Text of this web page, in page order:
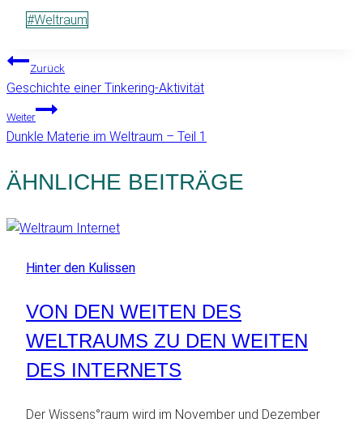
Schlagworte:
#Weltraum
BEITRAGSNAVIGATION
Zurück
Geschichte einer Tinkering-Aktivität
Weiter
Dunkle Materie im Weltraum – Teil 1
ÄHNLICHE BEITRÄGE
Hinter den Kulissen
VON DEN WEITEN DES
WELTRAUMS ZU DEN WEITEN
DES INTERNETS
Der Wissens°raum wird im November und Dezember